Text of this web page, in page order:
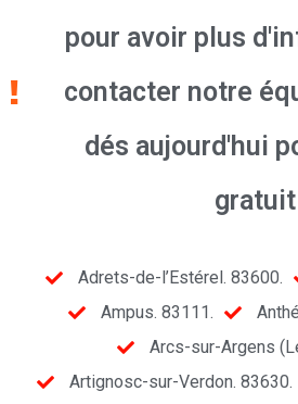
pour avoir plus
contacter notre
dés aujourd'hui
Adrets-de-l’Estérel. 83600.
Ampus. 83111.
Arcs-sur-Argens
Artignosc-sur-Verdon. 83630.